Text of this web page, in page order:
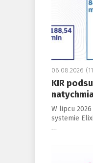
06.08.2026
KIR
W lipcu
systemie
…